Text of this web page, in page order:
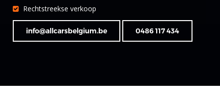
Rechtstreekse verkoop
info@allcarsbelgium.be 0486 117 434